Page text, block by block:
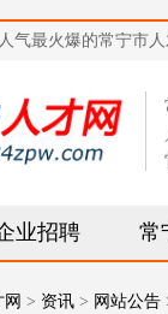
气最火爆的常宁市
业招聘 常
> 资讯 > 网站公告